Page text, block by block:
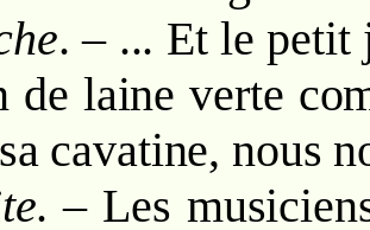
. – ... Et le petit
de laine verte
cavatine, nous
. – Les